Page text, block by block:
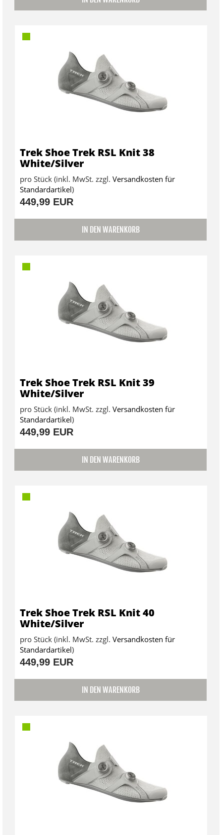
Trek Shoe Trek RSL Knit 38
White/Silver
pro Stück (inkl. MwSt. zzgl. Versandkosten für
Standardartikel)
449,99 EUR
IN DEN WARENKORB
Trek Shoe Trek RSL Knit 39
White/Silver
pro Stück (inkl. MwSt. zzgl. Versandkosten für
Standardartikel)
449,99 EUR
IN DEN WARENKORB
Trek Shoe Trek RSL Knit 40
White/Silver
pro Stück (inkl. MwSt. zzgl. Versandkosten für
Standardartikel)
449,99 EUR
IN DEN WARENKORB